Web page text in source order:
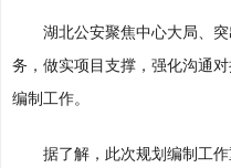
湖北公安聚焦中心大局、
务，做实项目支撑，强化沟通
编制工作。
据了解，此次规划编制工